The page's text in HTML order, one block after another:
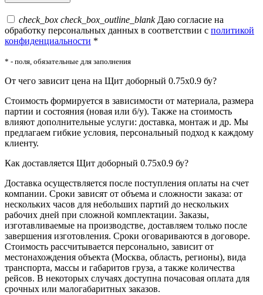
check_box check_box_outline_blankДаю согласие на
обработку персональных данных в соответствии с политикой
конфиденциальности *
* - поля, обязательные для заполнения
От чего зависит цена на Щит доборный 0.75x0.9 бу?
Стоимость формируется в зависимости от материала, размера
партии и состояния (новая или б/у). Также на стоимость
влияют дополнительные услуги: доставка, монтаж и др. Мы
предлагаем гибкие условия, персональный подход к каждому
клиенту.
Как доставляется Щит доборный 0.75x0.9 бу?
Доставка осуществляется после поступления оплаты на счет
компании. Сроки зависят от объема и сложности заказа: от
нескольких часов для небольших партий до нескольких
рабочих дней при сложной комплектации. Заказы,
изготавливаемые на производстве, доставляем только после
завершения изготовления. Сроки оговариваются в договоре.
Стоимость рассчитывается персонально, зависит от
местонахождения объекта (Москва, область, регионы), вида
транспорта, массы и габаритов груза, а также количества
рейсов. В некоторых случаях доступна почасовая оплата для
срочных или малогабаритных заказов.